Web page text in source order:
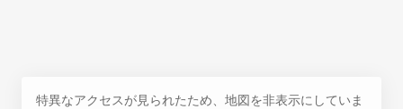
特異なアクセスが見られたため、地図を非表示にしていま